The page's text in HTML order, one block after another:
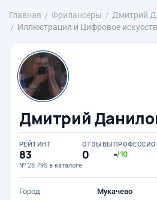
Главная Фрилансеры Дмитрий
Иллюстрация и Цифровое
Дмитрий
РЕЙТИНГ
83
№ 28 795 в каталоге
ОТЗЫВЫ
0 -/10
Город
Мукачево